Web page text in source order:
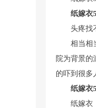
纸嫁衣
头疼找
相当相
院为背景的
的吓到很多
纸嫁衣
纸嫁衣